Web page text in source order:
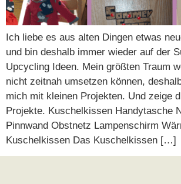
Ich liebe es aus alten Dingen etwas
und bin deshalb immer wieder auf der
Upcycling Ideen. Mein größten Traum
nicht zeitnah umsetzen können,
mich mit kleinen Projekten. Und zeige
Projekte. Kuschelkissen Handytasche
Pinnwand Obstnetz Lampenschirm
Kuschelkissen Das Kuschelkissen […]